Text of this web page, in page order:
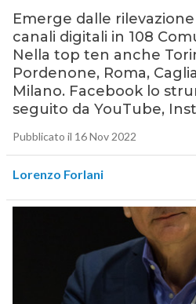
Emerge dalle
canali digitali in 108
Nella top ten anche
Pordenone, Roma,
Milano. Facebook lo
seguito da YouTube,
Pubblicato il 16 Nov 2022
Lorenzo Forlani